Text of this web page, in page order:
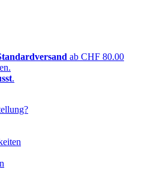
ab CHF 80.00
.